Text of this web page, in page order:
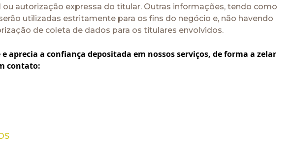
autorização expressa do titular. Outras informações, tendo como
utilizadas estritamente para os fins do negócio e, não havendo
de coleta de dados para os titulares envolvidos.
aprecia a confiança depositada em nossos serviços, de forma a zelar
contato: